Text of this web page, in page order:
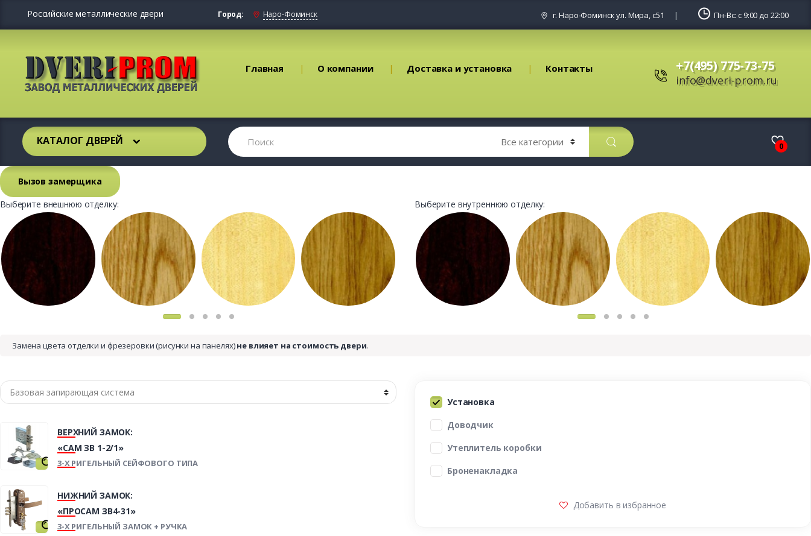
Российские металлические двери Город: Наро-Фоминск г. Наро-Фоминск ул. Мира, с51 Пн-Вс: с 9:00 до 22:00
Главная О компании Доставка и установка Контакты +7(495) 775-73-75
info@dveri-prom.ru
КАТАЛОГ ДВЕРЕЙ 0
Вызов замерщика
Выберите внешнюю отделку:
Выберите внутреннюю отделку:
Замена цвета отделки и фрезеровки (рисунки на панелях)не влияет на стоимость двери.
ВЕРХНИЙ ЗАМОК:
«САМ ЗВ 1-2/1»
3-Х РИГЕЛЬНЫЙ СЕЙФОВОГО ТИПА
НИЖНИЙ ЗАМОК:
«ПРОСАМ ЗВ4-31»
3-Х РИГЕЛЬНЫЙ ЗАМОК + РУЧКА
Установка
Доводчик
Утеплитель коробки
Броненакладка
Добавить в избранное